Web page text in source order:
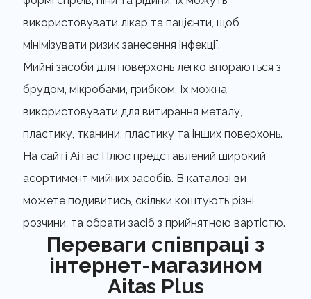
використовувати лікар та пацієнти, щоб
мінімізувати ризик занесення інфекції.
Мийні засоби для поверхонь легко впораються з
брудом, мікробами, грибком. Їх можна
використовувати для витирання металу,
пластику, тканини, пластику та інших поверхонь.
На сайті Аітас Плюс представлений широкий
асортимент мийних засобів. В каталозі ви
можете подивитись, скільки коштують різні
розчини, та обрати засіб з прийнятною вартістю.
Переваги співпраці з
інтернет-магазином
Aitas Plus